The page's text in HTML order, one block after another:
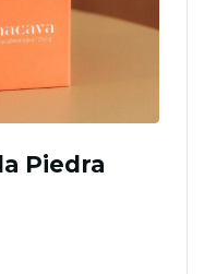
Piedra